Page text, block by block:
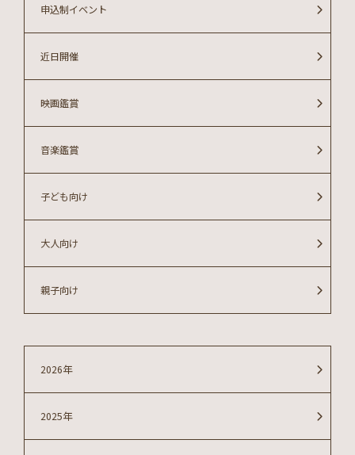
親子向け
大人向け
子ども向け
音楽鑑賞
映画鑑賞
近日開催
申込制イベント
2026年
2025年